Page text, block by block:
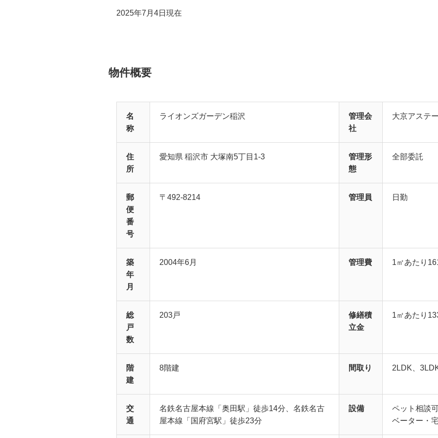
2025年7月4日現在
物件概要
名
称
ライオンズガーデン稲沢
管理会
社
大京アステ
住
所
愛知県 稲沢市 大塚南5丁目1-3
管理形
態
全部委託
郵
便
番
号
〒492-8214 管理員 日勤
築
年
月
2004年6月 管理費 1㎡あたり
総
戸
数
203戸
修繕積
立金
1㎡あたり
階
建
8階建 間取り 2LDK、
交
通
名鉄名古屋本線「奥田駅」徒歩14分、名鉄名古
屋本線「国府宮駅」徒歩23分
設備
ペット相談
ベーター・